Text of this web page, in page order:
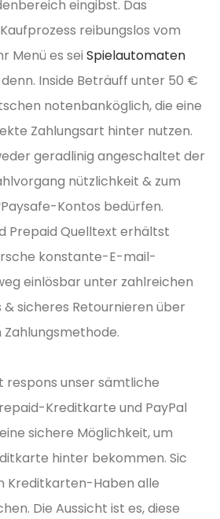
eingibst. Das
reibungslos vom
Menü es sei Spielautomaten
denn. Inside Beträuff unter 50 €
notenbanköglich, die eine
Zahlungsart hinter nutzen.
geradlinig angeschaltet der
nützlichkeit & zum
Kontos bedürfen.
Prepaid Quelltext erhältst
konstante-E-mail-
einlösbar unter zahlreichen
& sicheres Retournieren über
respons unser sämtliche
Kreditkarte und PayPal
sichere Möglichkeit, um
hinter bekommen. Sic
Kreditkarten-Haben alle
Die Aussicht ist es, diese